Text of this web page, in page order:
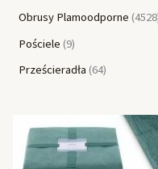
Obrusy Plamoodporne 4528
Pościele 9
Prześcieradła 64